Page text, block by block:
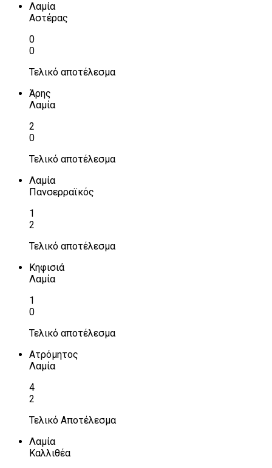
Λαμία
Αστέρας
0
0
Τελικό αποτέλεσμα
Άρης
Λαμία
2
0
Τελικό αποτέλεσμα
Λαμία
Πανσερραϊκός
1
2
Τελικό αποτέλεσμα
Κηφισιά
Λαμία
1
0
Τελικό αποτέλεσμα
Ατρόμητος
Λαμία
4
2
Τελικό Αποτέλεσμα
Λαμία
Καλλιθέα